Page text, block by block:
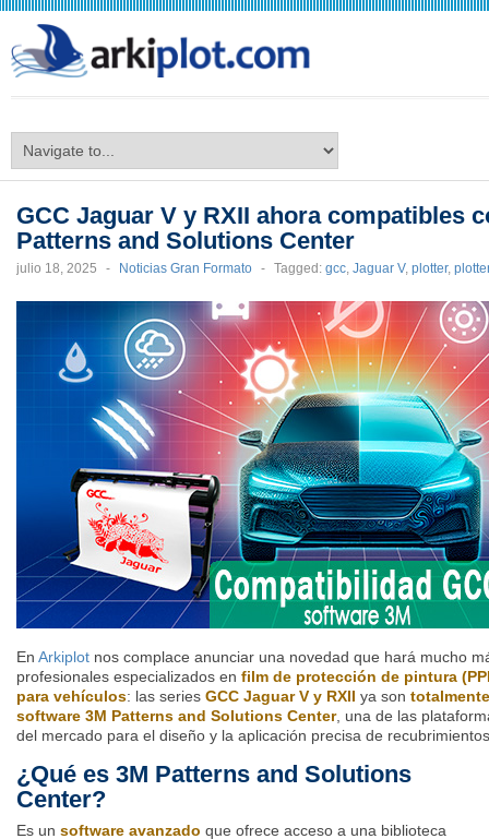
GCC Jaguar V y RXII ahora compatibles
Patterns and Solutions Center
julio 18, 2025 - Noticias Gran Formato - Tagged: gcc, Jaguar V, plotter,
En Arkiplot nos complace anunciar una novedad que hará mucho
profesionales especializados en film de protección de pintura
para vehículos: las series GCC Jaguar V y RXII ya son
software 3M Patterns and Solutions Center, una de las
del mercado para el diseño y la aplicación precisa de
¿Qué es 3M Patterns and Solutions
Center?
Es un software avanzado que ofrece acceso a una biblioteca